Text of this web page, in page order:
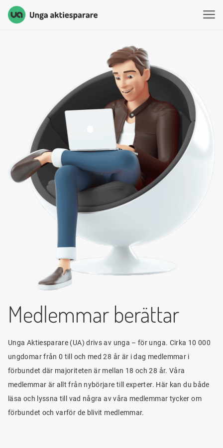
Unga Aktiesparare
Medlemmar berättar
Unga Aktiesparare (UA) drivs av unga – för unga. Cirka 10 000
ungdomar från 0 till och med 28 år är i dag medlemmar i
förbundet där majoriteten är mellan 18 och 28 år. Våra
medlemmar är allt från nybörjare till experter. Här kan du både
läsa och lyssna till vad några av våra medlemmar tycker om
förbundet och varför de blivit medlemmar.